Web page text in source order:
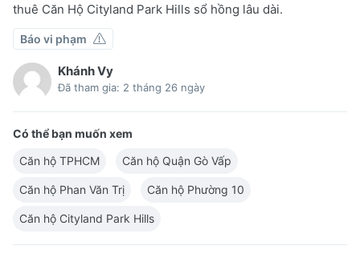
thuê Căn Hộ Cityland Park Hills sổ hồng lâu dài.
Báo vi phạm
Khánh Vy
Đã tham gia: 2 tháng 26 ngày
Có thể bạn muốn xem
Căn hộ TPHCM
Căn hộ Quận Gò Vấp
Căn hộ Phan Văn Trị Căn hộ Phường 10
Căn hộ Cityland Park Hills